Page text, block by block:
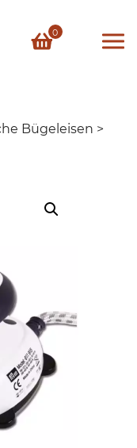
0
Bügeleisen >